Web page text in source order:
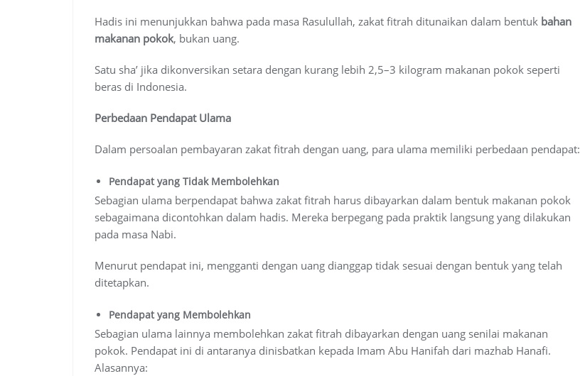
Hadis ini menunjukkan bahwa pada masa Rasulullah, zakat fitrah ditunaikan dalam bentuk bahan
makanan pokok, bukan uang.
Satu sha’ jika dikonversikan setara dengan kurang lebih 2,5–3 kilogram makanan pokok seperti
beras di Indonesia.
Perbedaan Pendapat Ulama
Dalam persoalan pembayaran zakat fitrah dengan uang, para ulama memiliki perbedaan pendapat:
Pendapat yang Tidak Membolehkan
Sebagian ulama berpendapat bahwa zakat fitrah harus dibayarkan dalam bentuk makanan pokok
sebagaimana dicontohkan dalam hadis. Mereka berpegang pada praktik langsung yang dilakukan
pada masa Nabi.
Menurut pendapat ini, mengganti dengan uang dianggap tidak sesuai dengan bentuk yang telah
ditetapkan.
Pendapat yang Membolehkan
Sebagian ulama lainnya membolehkan zakat fitrah dibayarkan dengan uang senilai makanan
pokok. Pendapat ini di antaranya dinisbatkan kepada Imam Abu Hanifah dari mazhab Hanafi.
Alasannya: